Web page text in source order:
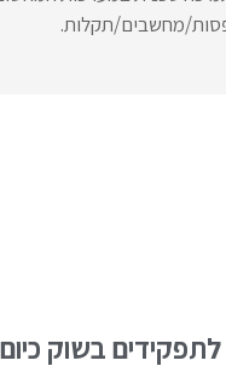
מחשבים/תקלות.
בשוק כיום